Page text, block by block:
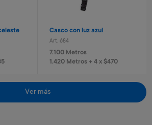
Casco con luz azul
Art. 684
7.100 Metros
1.420 Metros + 4 x $470
Ver más